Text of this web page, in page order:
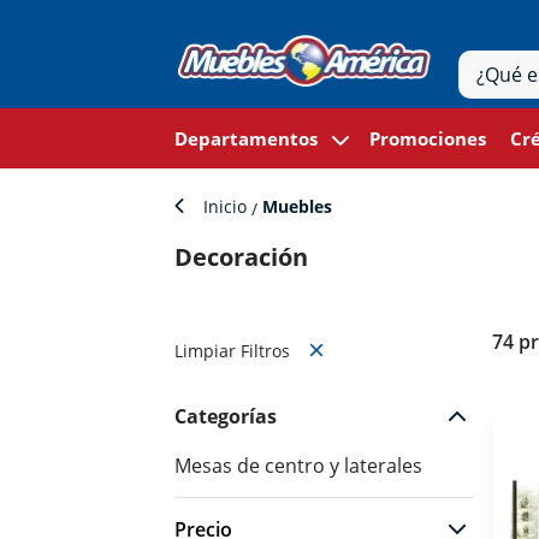
Departamentos Promociones
Inicio Muebles
Decoración
Limpiar Filtros
Categorías
Mesas de centro y laterales
Precio
74